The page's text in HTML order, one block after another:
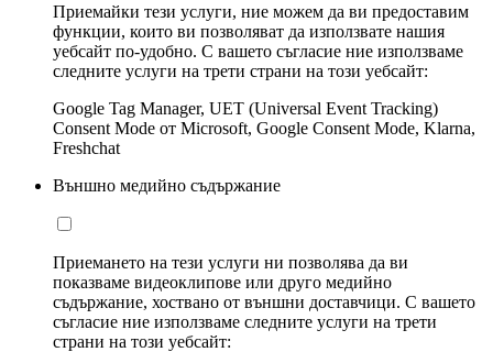
Приемайки тези услуги, ние можем да ви предоставим
функции, които ви позволяват да използвате нашия
уебсайт по-удобно. С вашето съгласие ние използваме
следните услуги на трети страни на този уебсайт:
Google Tag Manager, UET (Universal Event Tracking)
Consent Mode от Microsoft, Google Consent Mode, Klarna,
Freshchat
Външно медийно съдържание
Приемането на тези услуги ни позволява да ви
показваме видеоклипове или друго медийно
съдържание, хоствано от външни доставчици. С вашето
съгласие ние използваме следните услуги на трети
страни на този уебсайт: